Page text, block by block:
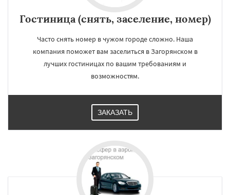
Томилино Тучково Уваровка
Удельная
Фряново
Черкизово
Черусти Шаховская
Гостиница (снять, заселение, номер)
Часто снять номер в чужом городе сложно. Наша
компания поможет вам заселиться в Загорянском в
лучших гостиницах по вашим требованиям и
возможностям.
ЗАКАЗАТЬ